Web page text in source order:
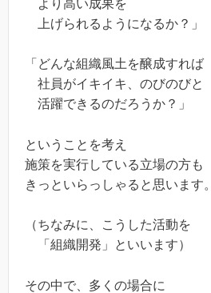
より高い成果を
上げられるようになるか？」
「どんな組織風土を醸成すれば
社員がイキイキ、のびのびと
活躍できるのだろうか？」
ということを考え
施策を実行している立場の方も
きっといらっしゃると思います。
（ちなみに、こうした活動を
「組織開発」といいます）
その中で、多くの場合に